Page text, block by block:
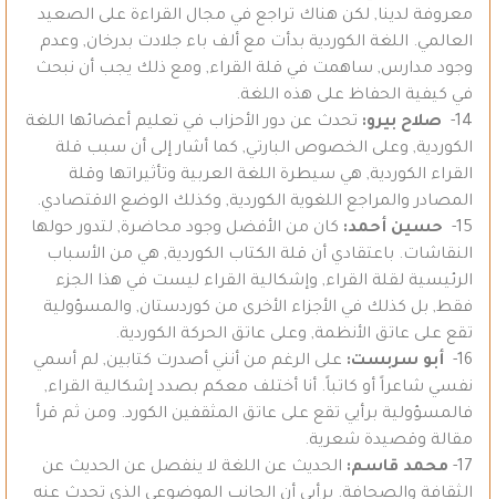
معروفة لدينا, لكن هناك تراجع في مجال القراءة على الصعيد
العالمي. اللغة الكوردية بدأت مع ألف باء جلادت بدرخان, وعدم
وجود مدارس, ساهمت في قلة القراء, ومع ذلك يجب أن نبحث
في كيفية الحفاظ على هذه اللغة.
14-
صلاح بيرو: تحدث عن دور الأحزاب في تعليم أعضائها اللغة
الكوردية, وعلى الخصوص البارتي, كما أشار إلى أن سبب قلة
القراء الكوردية, هي سيطرة اللغة العربية وتأثيراتها وقلة
المصادر والمراجع اللغوية الكوردية, وكذلك الوضع الاقتصادي.
15-
حسين أحمد: كان من الأفضل وجود محاضرة, لتدور حولها
النقاشات. باعتقادي أن قلة الكتاب الكوردية, هي من الأسباب
الرئيسية لقلة القراء, وإشكالية القراء ليست في هذا الجزء
فقط, بل كذلك في الأجزاء الأخرى من كوردستان, والمسؤولية
تقع على عاتق الأنظمة, وعلى عاتق الحركة الكوردية.
16-
أبو سربست: على الرغم من أنني أصدرت كتابين, لم أسمي
نفسي شاعراً أو كاتباً. أنا أختلف معكم بصدد إشكالية القراء,
فالمسؤولية برأيي تقع على عاتق المثقفين الكورد. ومن ثم قرأ
مقالة وقصيدة شعرية.
17-
محمد قاسم: الحديث عن اللغة لا ينفصل عن الحديث عن
الثقافة والصحافة. برأيي أن الجانب الموضوعي الذي تحدث عنه